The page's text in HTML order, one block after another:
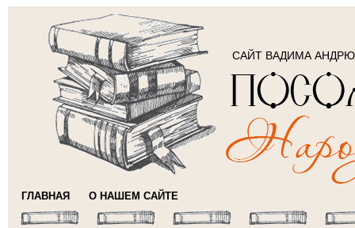
САЙТ ВАДИМА
ГЛАВНАЯ О НАШЕМ САЙТЕ